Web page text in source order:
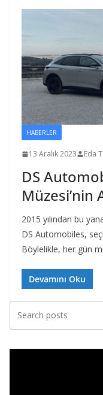
HABERLER
13 Aralık 2023 Eda
DS
Müzesi’nin
2015 yılından bu
DS Automobiles,
Böylelikle, her gün
Devamını Oku